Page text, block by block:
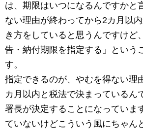
は、期限はいつになるんですかと
ない理由が終わってから2カ月以
き方をしていると思うんですけど
告・納付期限を指定する」という
す。
指定できるのが、やむを得ない理
カ月以内と税法で決まっているん
署長が決定することになっていま
ていないけどこういう風にちゃん